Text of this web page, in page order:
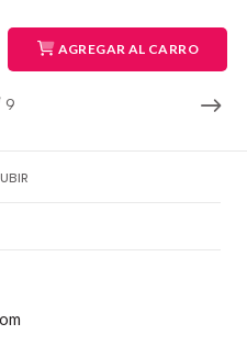
9
AGREGAR AL CARRO